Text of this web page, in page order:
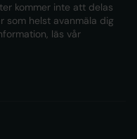
kommer inte att delas
som helst avanmäla dig
läs vår